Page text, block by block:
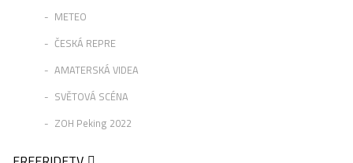
METEO
ČESKÁ REPRE
AMATERSKÁ VIDEA
SVĚTOVÁ SCÉNA
ZOH Peking 2022